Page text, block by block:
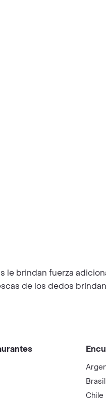
le brindan fuerza
de los dedos
Brasil
Chile